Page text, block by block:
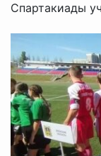
Спартакиады